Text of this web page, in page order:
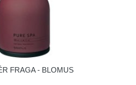
FRAGA - BLOMUS